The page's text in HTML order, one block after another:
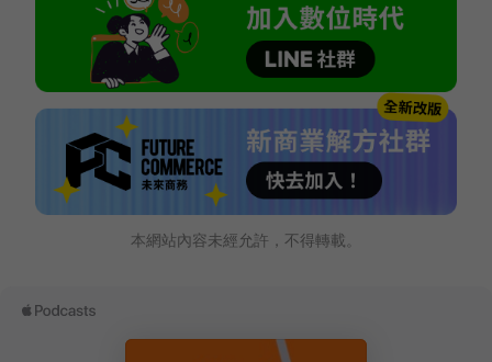
本網站內容未經允許，不得轉載。